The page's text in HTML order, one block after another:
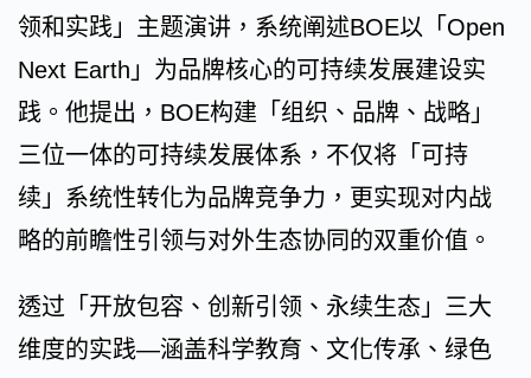
领和实践」主题演讲，系统阐述BOE以「Open
Next Earth」为品牌核心的可持续发展建设实
践。他提出，BOE构建「组织、品牌、战略」
三位一体的可持续发展体系，不仅将「可持
续」系统性转化为品牌竞争力，更实现对内战
略的前瞻性引领与对外生态协同的双重价值。
透过「开放包容、创新引领、永续生态」三大
维度的实践—涵盖科学教育、文化传承、绿色